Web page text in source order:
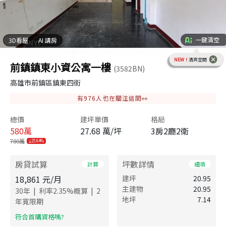
3D看屋 AI 講房 一鍵清空
NEW！ 清爽空間
前鎮鎮東小資公寓一樓 (3582BN)
高雄市前鎮區鎮東四街
有976 人也在關注這間👀
總價
580萬
780萬 25.64%
建坪單價
27.68 萬/坪
格局
3房2廳2衛
房貸試算 計算
18,861 元/月
30年 | 利率2.35%概算 | 2
年寬限期
​符合首購資格嗎?
坪數詳情 細項
建坪
20.95
主建物
20.95
地坪
7.14